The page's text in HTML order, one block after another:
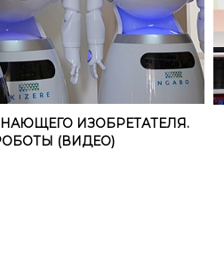
ИЗОБРЕТАТЕЛЯ.
(ВИДЕО)